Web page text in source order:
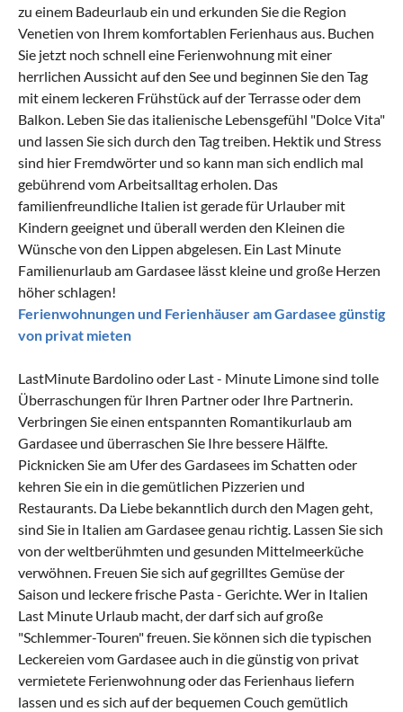
zu einem Badeurlaub ein und erkunden Sie die Region
Venetien von Ihrem komfortablen Ferienhaus aus. Buchen
Sie jetzt noch schnell eine Ferienwohnung mit einer
herrlichen Aussicht auf den See und beginnen Sie den Tag
mit einem leckeren Frühstück auf der Terrasse oder dem
Balkon. Leben Sie das italienische Lebensgefühl "Dolce Vita"
und lassen Sie sich durch den Tag treiben. Hektik und Stress
sind hier Fremdwörter und so kann man sich endlich mal
gebührend vom Arbeitsalltag erholen. Das
familienfreundliche Italien ist gerade für Urlauber mit
Kindern geeignet und überall werden den Kleinen die
Wünsche von den Lippen abgelesen. Ein Last Minute
Familienurlaub am Gardasee lässt kleine und große Herzen
höher schlagen!
Ferienwohnungen und Ferienhäuser am Gardasee günstig
von privat mieten
LastMinute Bardolino oder Last - Minute Limone sind tolle
Überraschungen für Ihren Partner oder Ihre Partnerin.
Verbringen Sie einen entspannten Romantikurlaub am
Gardasee und überraschen Sie Ihre bessere Hälfte.
Picknicken Sie am Ufer des Gardasees im Schatten oder
kehren Sie ein in die gemütlichen Pizzerien und
Restaurants. Da Liebe bekanntlich durch den Magen geht,
sind Sie in Italien am Gardasee genau richtig. Lassen Sie sich
von der weltberühmten und gesunden Mittelmeerküche
verwöhnen. Freuen Sie sich auf gegrilltes Gemüse der
Saison und leckere frische Pasta - Gerichte. Wer in Italien
Last Minute Urlaub macht, der darf sich auf große
"Schlemmer-Touren" freuen. Sie können sich die typischen
Leckereien vom Gardasee auch in die günstig von privat
vermietete Ferienwohnung oder das Ferienhaus liefern
lassen und es sich auf der bequemen Couch gemütlich